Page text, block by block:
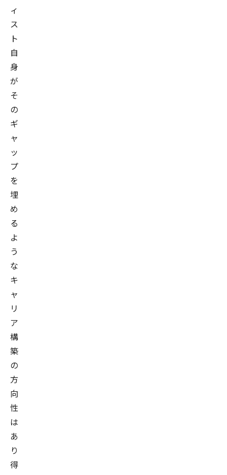
ィ
ス
ト
自
身
が
そ
の
ギ
ャ
ッ
プ
を
埋
め
る
よ
う
な
キ
ャ
リ
ア
構
築
の
方
向
性
は
あ
り
得